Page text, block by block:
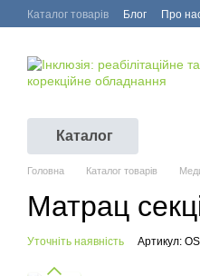
Перейти до основного
Каталог товарів Блог Про
Каталог
Головна Каталог товарів
Матрац
Уточніть наявність Артикул: